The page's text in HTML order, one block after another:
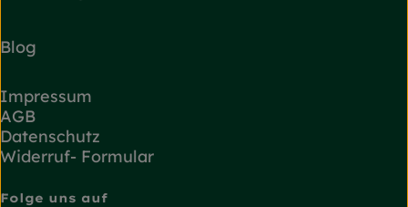
Blog
Impressum
AGB
Datenschutz
Widerruf- Formular
Folge uns auf